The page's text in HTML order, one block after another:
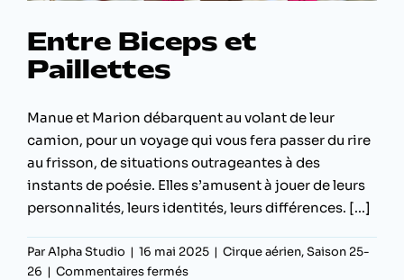
Entre Biceps et
Paillettes
Manue et Marion débarquent au volant de leur
camion, pour un voyage qui vous fera passer du rire
au frisson, de situations outrageantes à des
instants de poésie. Elles s’amusent à jouer de leurs
personnalités, leurs identités, leurs différences. [...]
ParAlpha Studio | 16 mai 2025 | Cirque aérien,Saison 25-
26 | Commentaires ferméssur